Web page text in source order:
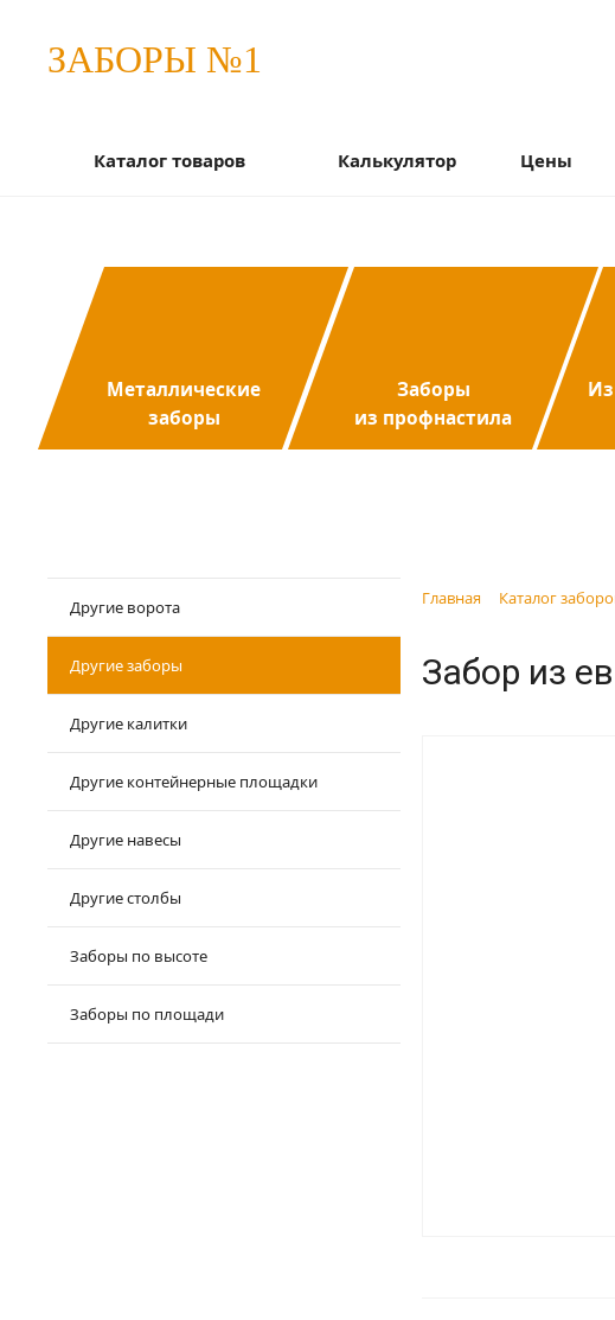
ЗАБОРЫ №1
Каталог товаров Калькулятор Цены
Металлические
заборы
Заборы
из профнастила
Главная Каталог
Забор из
Другие ворота
Другие заборы
Другие калитки
Другие контейнерные площадки
Другие навесы
Другие столбы
Заборы по высоте
Заборы по площади